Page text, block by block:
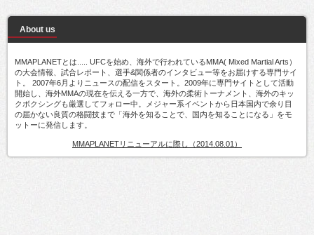
About us
MMAPLANETとは..... UFCを始め、海外で行われているMMA( Mixed Martial Arts）
の大会情報、試合レポート、選手&関係者のインタビュー等をお届けする専門サイ
ト。 2007年6月よりニュースの配信をスタート。2009年に専門サイトとして活動
開始し、海外MMAの現在を伝える一方で、海外の柔術トーナメント、海外のキッ
クボクシングも厳選してフォロー中。メジャー系イベントから日本国内で余り目
の届かない良質の格闘技まで「海外を知ることで、国内を知ることになる」をモ
ットーに発信します。
MMAPLANETリニューアルに際し（2014.08.01）